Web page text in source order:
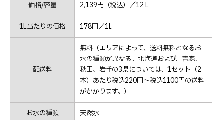
価格/容量
2,139円（税込）／12 L
1L当たりの価格 178円／1L
配送料
無料（エリアによって、送料無料となるお
水の種類が異なる。北海道および、青森、
秋田、岩手の3県については、1セット（2
本）あたり税込220円～税込1100円の送料
がかかります。）
お水の種類 天然水